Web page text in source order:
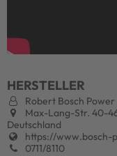
HERSTELLER
Robert Bosch Power
Max-Lang-Str. 40-
Deutschland
https://www.bosch-
0711/8110